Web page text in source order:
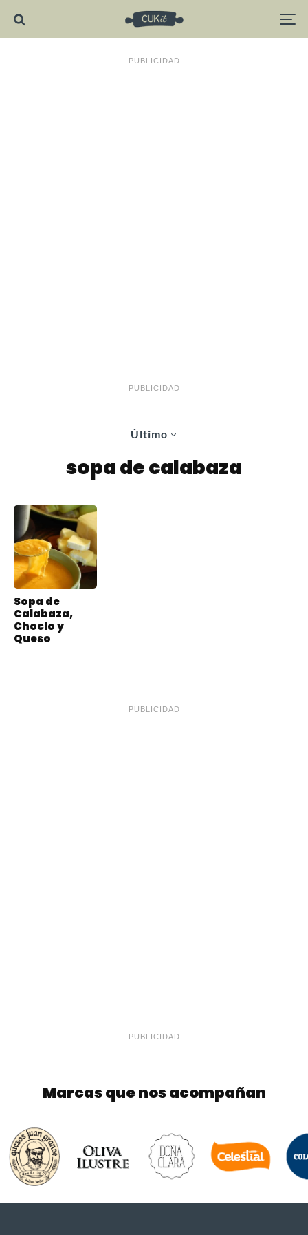
PUBLICIDAD
PUBLICIDAD
Último
sopa de calabaza
Sopa de
Calabaza,
Choclo y
Queso
PUBLICIDAD
PUBLICIDAD
Marcas que nos acompañan